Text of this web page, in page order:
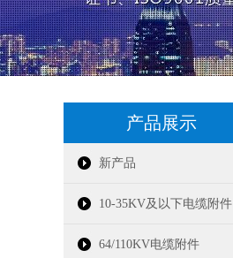
产品展示
新产品
10-35KV及以下电缆附件
64/110KV电缆附件